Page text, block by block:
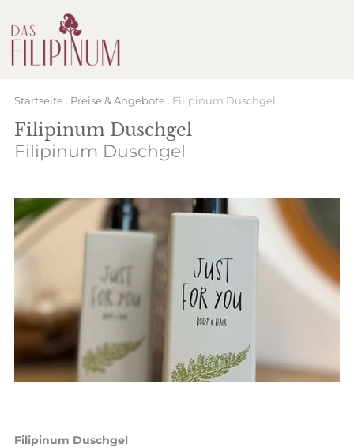
Startseite Preise & Angebote Filipinum Duschgel
Filipinum Duschgel
Filipinum Duschgel
Filipinum Duschgel